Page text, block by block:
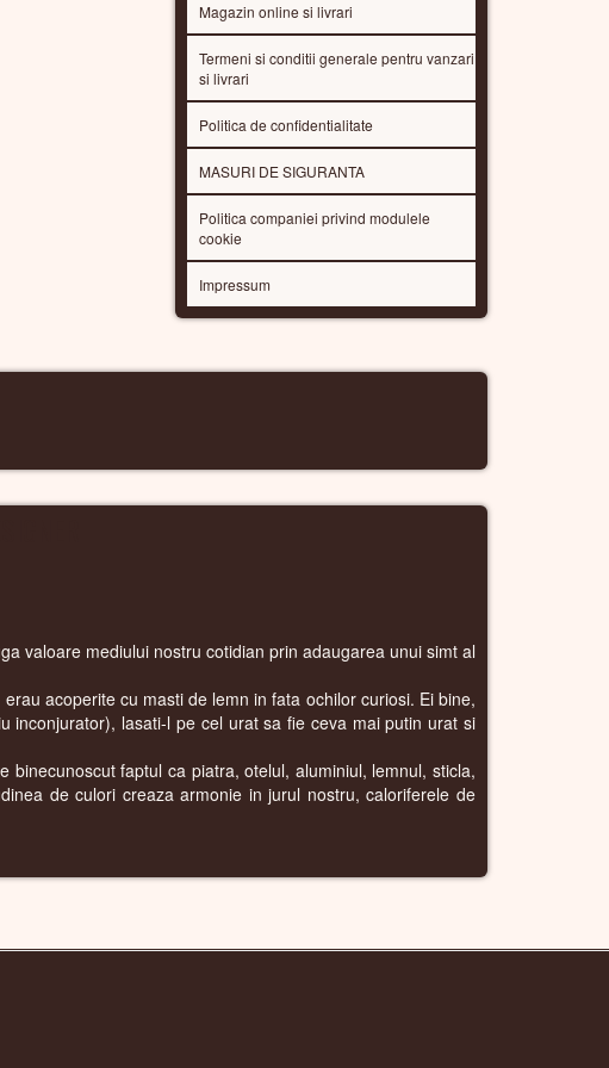
Magazin online si livrari
Termeni si conditii generale pentru vanzari
si livrari
Politica de confidentialitate
MASURI DE SIGURANTA
Politica companiei privind modulele
cookie
Impressum
valoare mediului nostru cotidian prin adaugarea unui simt al
acoperite cu masti de lemn in fata ochilor curiosi. Ei bine,
inconjurator), lasati-l pe cel urat sa fie ceva mai putin urat si
faptul ca piatra, otelul, aluminiul, lemnul, sticla,
de culori creaza armonie in jurul nostru, caloriferele de